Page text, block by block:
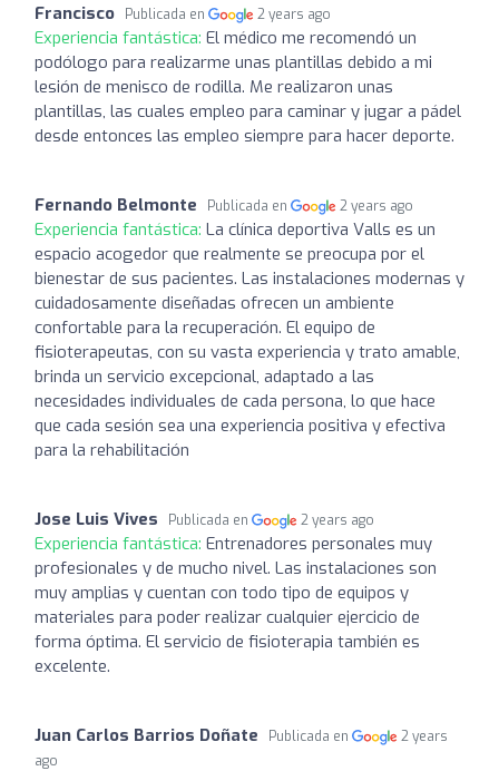
Francisco Publicada en 2 years ago
Experiencia fantástica: El médico me recomendó un
podólogo para realizarme unas plantillas debido a mi
lesión de menisco de rodilla. Me realizaron unas
plantillas, las cuales empleo para caminar y jugar a pádel
desde entonces las empleo siempre para hacer deporte.
Fernando Belmonte Publicada en 2 years ago
Experiencia fantástica: La clínica deportiva Valls es un
espacio acogedor que realmente se preocupa por el
bienestar de sus pacientes. Las instalaciones modernas y
cuidadosamente diseñadas ofrecen un ambiente
confortable para la recuperación. El equipo de
fisioterapeutas, con su vasta experiencia y trato amable,
brinda un servicio excepcional, adaptado a las
necesidades individuales de cada persona, lo que hace
que cada sesión sea una experiencia positiva y efectiva
para la rehabilitación
Jose Luis Vives Publicada en 2 years ago
Experiencia fantástica: Entrenadores personales muy
profesionales y de mucho nivel. Las instalaciones son
muy amplias y cuentan con todo tipo de equipos y
materiales para poder realizar cualquier ejercicio de
forma óptima. El servicio de fisioterapia también es
excelente.
Juan Carlos Barrios Doñate Publicada en
2 years
ago